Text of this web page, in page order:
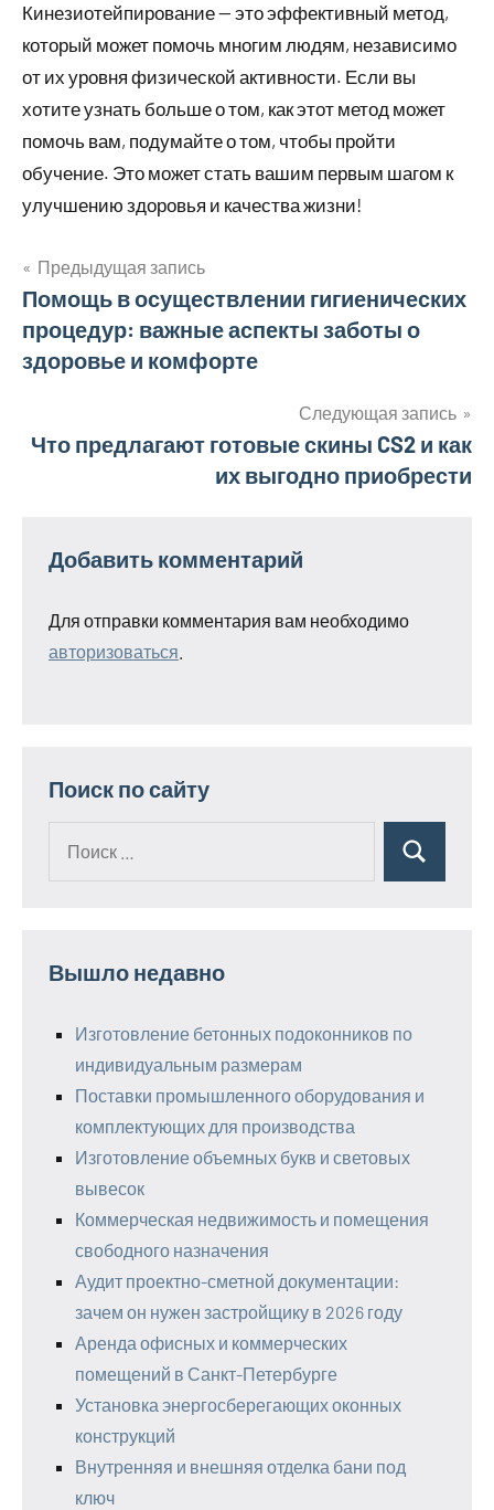
Кинезиотейпирование — это эффективный метод,
который может помочь многим людям, независимо
от их уровня физической активности. Если вы
хотите узнать больше о том, как этот метод может
помочь вам, подумайте о том, чтобы пройти
обучение. Это может стать вашим первым шагом к
улучшению здоровья и качества жизни!
Навигация
по
Предыдущая запись
Помощь в осуществлении гигиенических
процедур: важные аспекты заботы о
здоровье и комфорте
Следующая запись
Что предлагают готовые скины CS2 и как
их выгодно приобрести
Добавить комментарий
Для отправки комментария вам необходимо
авторизоваться
Поиск по сайту
Поиск
Вышло недавно
Изготовление бетонных подоконников по
индивидуальным размерам
Поставки промышленного оборудования и
комплектующих для производства
Изготовление объемных букв и световых
вывесок
Коммерческая недвижимость и помещения
свободного назначения
Аудит проектно-сметной документации:
зачем он нужен застройщику в 2026 году
Аренда офисных и коммерческих
помещений в Санкт-Петербурге
Установка энергосберегающих оконных
конструкций
Внутренняя и внешняя отделка бани под
ключ